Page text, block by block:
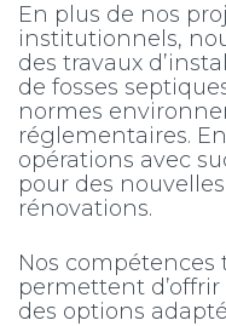
En plus de nos
institutionnels,
des travaux
de fosses
normes
réglementaires.
opérations avec
pour des
rénovations.
Nos
permettent
des options